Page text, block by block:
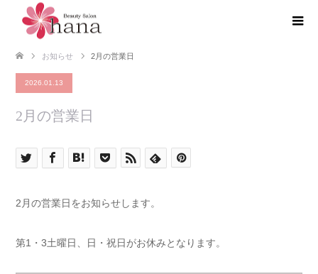
お知らせ 2月の営業日
2026.01.13
2月の営業日
2月の営業日をお知らせします。
第1・3土曜日、日・祝日がお休みとなります。